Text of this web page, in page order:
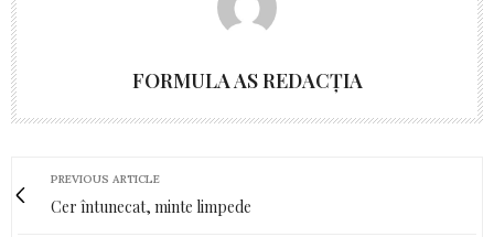
FORMULA AS REDACȚIA
PREVIOUS ARTICLE
Cer întunecat, minte limpede